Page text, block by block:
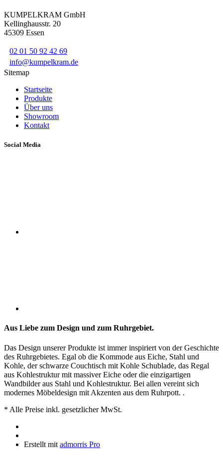
KUMPELKRAM GmbH
Kellinghausstr. 20
45309 Essen
02 01 50 92 42 69
info@kumpelkram.de
Sitemap
Startseite
Produkte
Über uns
Showroom
Kontakt
Social Media
Aus Liebe zum Design und zum Ruhrgebiet.
Das Design unserer Produkte ist immer inspiriert von der Geschichte
des Ruhrgebietes. Egal ob die Kommode aus Eiche, Stahl und
Kohle, der schwarze Couchtisch mit Kohle Schublade, das Regal
aus Kohlestruktur mit massiver Eiche oder die einzigartigen
Wandbilder aus Stahl und Kohlestruktur. Bei allen vereint sich
modernes Möbeldesign mit Akzenten aus dem Ruhrpott. .
* Alle Preise inkl. gesetzlicher MwSt.
Erstellt mit admorris Pro